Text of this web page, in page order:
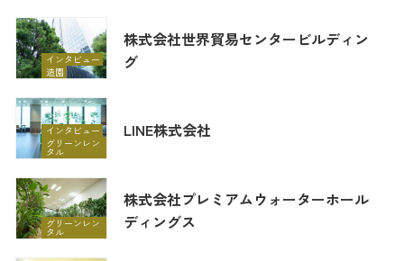
インタビュー
造園
株式会社世界貿易センタービルディン
グ
インタビュー
グリーンレン
タル
LINE株式会社
グリーンレン
タル
株式会社プレミアムウォーターホール
ディングス